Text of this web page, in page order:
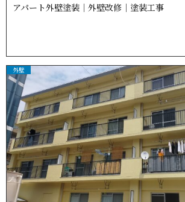
アパート外壁塗装｜外壁改修｜ 塗 装 工 事
外壁